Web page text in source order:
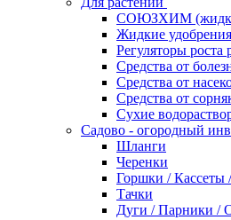
СОЮЗХИМ
Жидкие удобрения
Регуляторы роста
Средства от
Средства от
Средства от
Сухие
Садово - огородный
Шланги
Черенки
Горшки /
Тачки
Дуги / Парники /